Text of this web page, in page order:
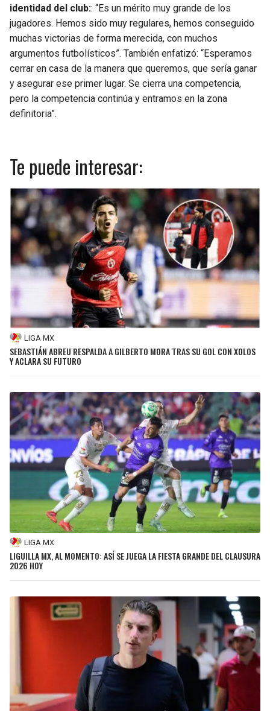
identidad del club:: “Es un mérito muy grande de los
jugadores. Hemos sido muy regulares, hemos conseguido
muchas victorias de forma merecida, con muchos
argumentos futbolísticos”. También enfatizó: “Esperamos
cerrar en casa de la manera que queremos, que sería ganar
y asegurar ese primer lugar. Se cierra una competencia,
pero la competencia continúa y entramos en la zona
definitoria”.
Te puede interesar:
LIGA MX
SEBASTIÁN ABREU RESPALDA A GILBERTO MORA TRAS SU GOL CON XOLOS
Y ACLARA SU FUTURO
LIGA MX
LIGUILLA MX, AL MOMENTO: ASÍ SE JUEGA LA FIESTA GRANDE DEL CLAUSURA
2026 HOY